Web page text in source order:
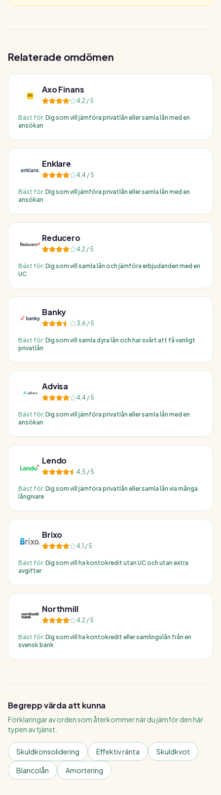
Relaterade omdömen
Axo Finans
4,2 / 5
Bäst för: Dig som vill jämföra privatlån eller samla lån med en
ansökan
Enklare
4,4 / 5
Bäst för: Dig som vill jämföra privatlån eller samla lån med en
ansökan
Reducero
4,2 / 5
Bäst för: Dig som vill samla lån och jämföra erbjudanden med en
UC
Banky
3,6 / 5
Bäst för: Dig som vill samla dyra lån och har svårt att få vanligt
privatlån
Advisa
4,4 / 5
Bäst för: Dig som vill jämföra privatlån eller samla lån med en
ansökan
Lendo
4,5 / 5
Bäst för: Dig som vill jämföra privatlån eller samla lån via många
långivare
Brixo
4,1 / 5
Bäst för: Dig som vill ha kontokredit utan UC och utan extra
avgifter
Northmill
4,2 / 5
Bäst för: Dig som vill ha kontokredit eller samlingslån från en
svensk bank
Begrepp värda att kunna
Förklaringar av orden som återkommer när du jämför den här
typen av tjänst.
Skuldkonsolidering Effektiv ränta Skuldkvot
Blancolån Amortering